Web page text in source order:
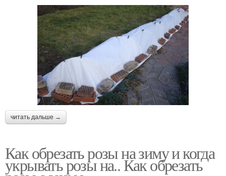
читать дальше →
Как обрезать розы на зиму и когда
укрывать розы на.. Как обрезать